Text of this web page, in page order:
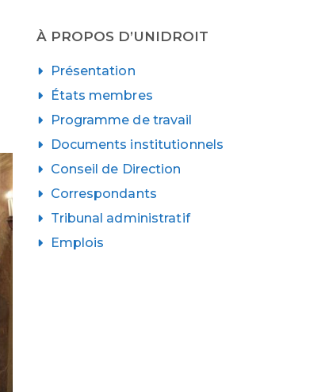
À PROPOS D’UNIDROIT
Présentation
États membres
Programme de travail
Documents institutionnels
Conseil de Direction
Correspondants
Tribunal administratif
Emplois